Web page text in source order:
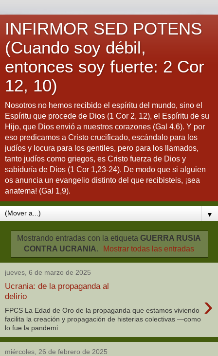
INFIRMOR SED POTENS
(Cuando soy débil,
entonces soy fuerte: 2 Cor
12, 10)
Nosotros no hemos recibido el espíritu del mundo, sino el
Espíritu que procede de Dios (1 Cor 2, 12), el Espíritu de su
Hijo, que Dios envió a nuestros corazones (Gal 4,6). Y por
eso predicamos a Cristo crucificado, escándalo para los
judíos y locura para los gentiles, pero para los llamados,
tanto judíos como griegos, es Cristo fuerza de Dios y
sabiduría de Dios (1 Cor 1,23-24). De modo que si alguien
os anuncia un evangelio distinto del que recibisteis, ¡sea
anatema! (Gal 1,9).
▼
Mostrando entradas con la etiqueta GUERRA RUSIA
CONTRA UCRANIA. Mostrar todas las entradas
jueves, 6 de marzo de 2025
Ucrania: de la propaganda al
delirio
›
FPCS La Edad de Oro de la propaganda que estamos viviendo
facilita la creación y propagación de histerias colectivas —como
lo fue la pandemi...
miércoles, 26 de febrero de 2025